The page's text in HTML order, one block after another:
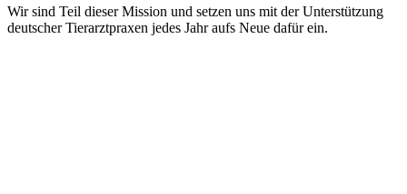
Wir sind Teil dieser Mission und setzen uns mit der Unterstützung
deutscher Tierarztpraxen jedes Jahr aufs Neue dafür ein.